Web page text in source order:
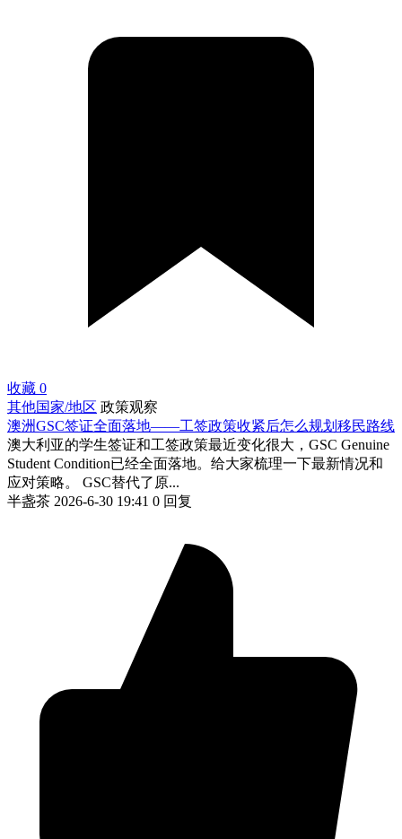
收藏 0
其他国家/地区 政策观察
澳洲GSC签证全面落地——工签政策收紧后怎么规划移民路线
澳大利亚的学生签证和工签政策最近变化很大，GSC Genuine
Student Condition已经全面落地。给大家梳理一下最新情况和
应对策略。 GSC替代了原...
半盏茶 2026-6-30 19:41 0 回复